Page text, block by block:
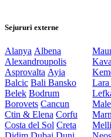
Sejururi externe
Alanya Albena
Alexandroupolis
Asprovalta Ayia
Balcic Bali Bansko
Belek Bodrum
Borovets Cancun
Ctin & Elena Corfu
Costa del Sol Creta
Male